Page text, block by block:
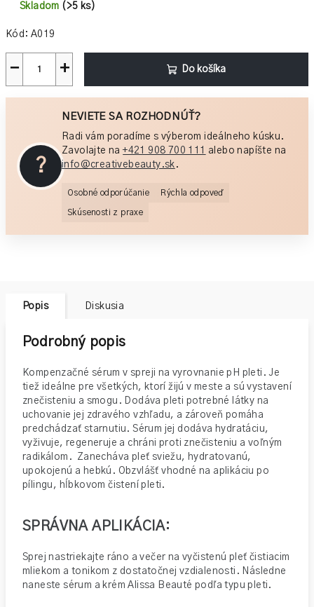
cena:Skladom (>5 ks)
Kód: A019
+
− Do košíka
?
NEVIETE SA ROZHODNÚŤ?
Radi vám poradíme s výberom ideálneho kúsku.
Zavolajte na+421 908 700 111
alebo napíšte na
info@creativebeauty.sk .
Osobné odporúčanie Rýchla odpoveď
Skúsenosti z praxe
Popis Diskusia
Podrobný popis
Kompenzačné sérum v spreji na vyrovnanie pH pleti. Je
tiež ideálne pre všetkých, ktorí žijú v meste a sú vystavení
znečisteniu a smogu. Dodáva pleti potrebné látky na
uchovanie jej zdravého vzhľadu, a zároveň pomáha
predchádzať starnutiu. Sérum jej dodáva hydratáciu,
vyživuje, regeneruje a chráni proti znečisteniu a voľným
radikálom. Zanecháva pleť sviežu, hydratovanú,
upokojenú a hebkú. Obzvlášť vhodné na aplikáciu po
pílingu, hĺbkovom čistení pleti.
SPRÁVNA APLIKÁCIA:
Sprej nastriekajte ráno a večer na vyčistenú pleť čistiacim
mliekom a tonikom z dostatočnej vzdialenosti. Následne
naneste sérum a krém Alissa Beauté podľa typu pleti.